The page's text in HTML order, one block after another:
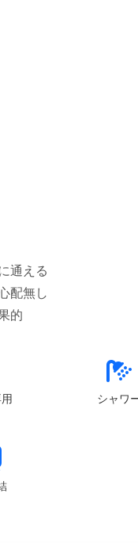
通える
配無し
シャワ